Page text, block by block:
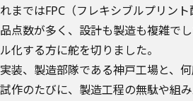
れまではFPC（フレキシブルプリン
品点数が多く、設計も製造も複雑で
ル化する方に舵を切りました。
実装、製造部隊である神戸工場と、
試作のたびに、製造工程の無駄や組